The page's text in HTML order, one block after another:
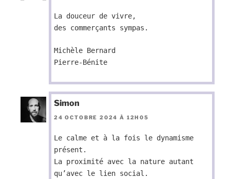
La douceur de vivre,
des commerçants sympas.
Michèle Bernard
Pierre-Bénite
Simon
24 OCTOBRE 2024 À 12H05
Le calme et à la fois le dynamisme
présent.
La proximité avec la nature autant
qu’avec le lien social.